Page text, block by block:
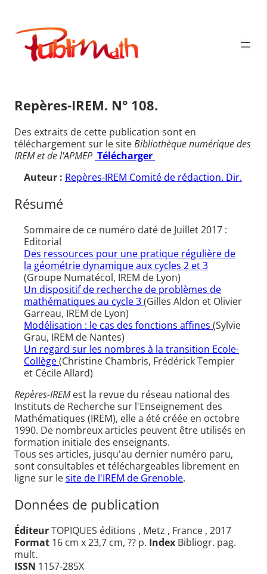
contenu
Publimath
Repères-IREM. N° 108.
Des extraits de cette publication sont en
téléchargement sur le siteBibliothèque numérique des
IREM et de l'APMEP Télécharger
Auteur : Repères-IREM Comité de rédaction. Dir.
Résumé
Sommaire de ce numéro daté de Juillet 2017 :
Editorial
Des ressources pour une pratique régulière de
la géométrie dynamique aux cycles 2 et 3
(Groupe Numatécol, IREM de Lyon)
Un dispositif de recherche de problèmes de
mathématiques au cycle 3(Gilles Aldon et Olivier
Garreau, IREM de Lyon)
Modélisation : le cas des fonctions affines (Sylvie
Grau, IREM de Nantes)
Un regard sur les nombres à la transition Ecole-
Collège(Christine Chambris, Frédérick Tempier
et Cécile Allard)
Repères-IREMest la revue du réseau national des
Instituts de Recherche sur l'Enseignement des
Mathématiques (IREM), elle a été créée en octobre
1990. De nombreux articles peuvent être utilisés en
formation initiale des enseignants.
Tous ses articles, jusqu'au dernier numéro paru,
sont consultables et téléchargeables librement en
ligne sur lesite de l'IREM de Grenoble.
Données de publication
ÉditeurTOPIQUES éditions , Metz , France , 2017
Format 16 cm x 23,7 cm, ?? p. Index Bibliogr. pag.
mult.
ISSN 1157-285X